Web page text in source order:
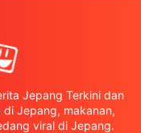
Jepang Terkini dan
Jepang, makanan,
viral di Jepang.